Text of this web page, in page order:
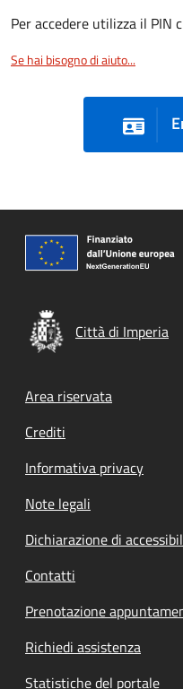
Per accedere utilizza il PIN
Se hai bisogno di aiuto...
Città di Imperia
Footer menu
Area riservata
Crediti
Informativa privacy
Note legali
Dichiarazione di
Contatti
Prenotazione
Richiedi assistenza
Statistiche del portale